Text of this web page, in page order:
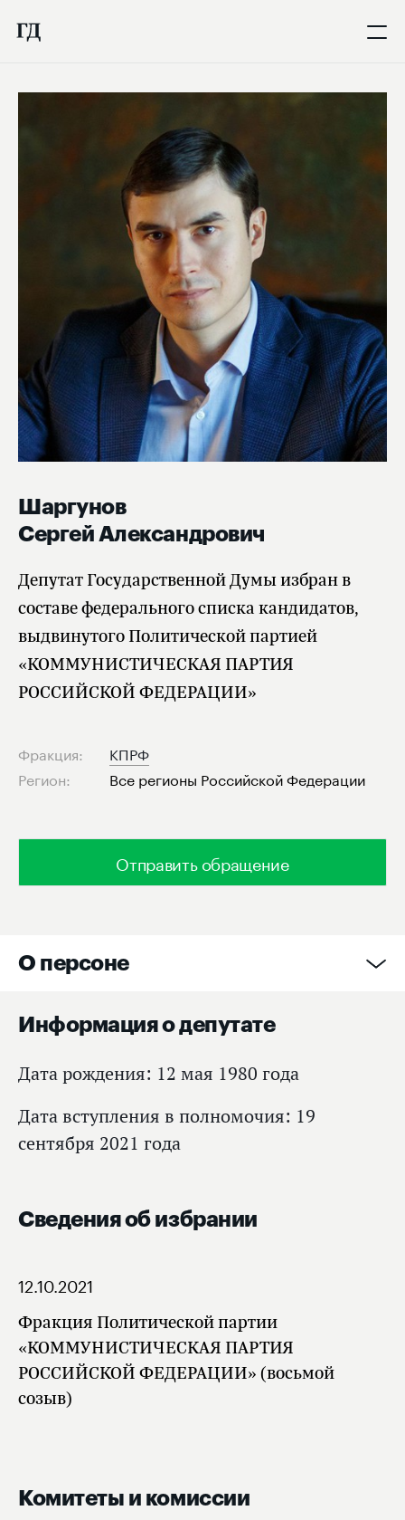
Шаргунов
Сергей Александрович
Депутат Государственной Думы избран в
составе федерального списка кандидатов,
выдвинутого Политической партией
«КОММУНИСТИЧЕСКАЯ ПАРТИЯ
РОССИЙСКОЙ ФЕДЕРАЦИИ»
Отправить обращение
Фракция:
КПРФ
Регион:
Все регионы Российской Федерации
О персоне
Информация о депутате
Дата рождения: 12 мая 1980 года
Дата вступления в полномочия: 19
сентября 2021 года
Сведения об избрании
12.10.2021
Фракция Политической партии
«КОММУНИСТИЧЕСКАЯ ПАРТИЯ
РОССИЙСКОЙ ФЕДЕРАЦИИ» (восьмой
созыв)
Комитеты и комиссии